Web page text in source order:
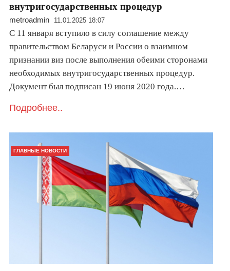
внутригосударственных процедур
metroadmin 11.01.2025 18:07
С 11 января вступило в силу соглашение между
правительством Беларуси и России о взаимном
признании виз после выполнения обеими сторонами
необходимых внутригосударственных процедур.
Документ был подписан 19 июня 2020 года.…
Подробнее..
ГЛАВНЫЕ НОВОСТИ